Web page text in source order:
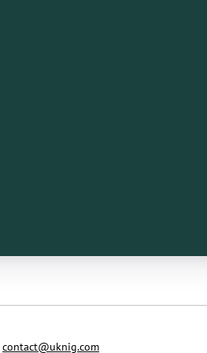
contact@uknig.com